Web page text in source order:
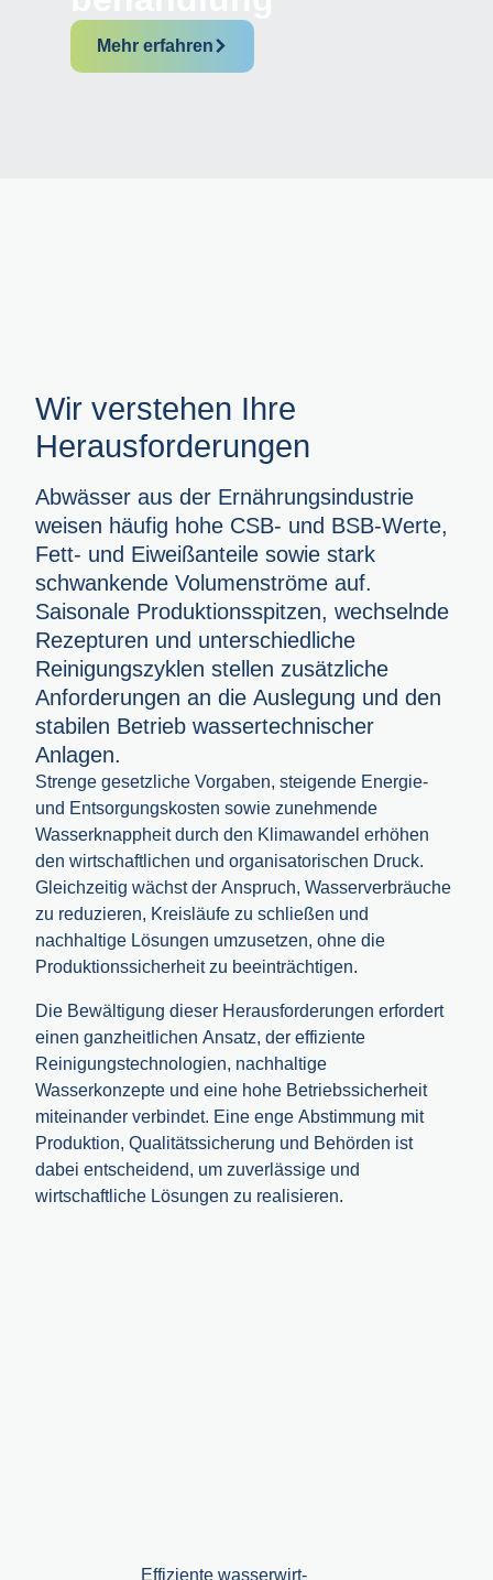
Mehr erfahren
Wir verstehen Ihre
Herausforderungen
Abwässer aus der Ernährungsindustrie
weisen häufig hohe CSB- und BSB-Werte,
Fett- und Eiweißanteile sowie stark
schwankende Volumenströme auf.
Saisonale Produktionsspitzen, wechselnde
Rezepturen und unterschiedliche
Reinigungszyklen stellen zusätzliche
Anforderungen an die Auslegung und den
stabilen Betrieb wassertechnischer
Anlagen.
Strenge gesetzliche Vorgaben, steigende Energie-
und Entsorgungskosten sowie zunehmende
Wasserknappheit durch den Klimawandel erhöhen
den wirtschaftlichen und organisatorischen Druck.
Gleichzeitig wächst der Anspruch, Wasserverbräuche
zu reduzieren, Kreisläufe zu schließen und
nachhaltige Lösungen umzusetzen, ohne die
Produktionssicherheit zu beeinträchtigen.
Die Bewältigung dieser Herausforderungen erfordert
einen ganzheitlichen Ansatz, der effiziente
Reinigungstechnologien, nachhaltige
Wasserkonzepte und eine hohe Betriebssicherheit
miteinander verbindet. Eine enge Abstimmung mit
Produktion, Qualitätssicherung und Behörden ist
dabei entscheidend, um zuverlässige und
wirtschaftliche Lösungen zu realisieren.
Effiziente wasserwirt­